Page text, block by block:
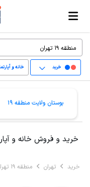
خرید خانه و
بوستان ولایت منطقه 19
خرید و فروش خانه و
خرید تهران منطقه 19 تهران